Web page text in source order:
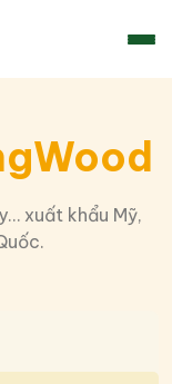
xuất khẩu Mỹ,